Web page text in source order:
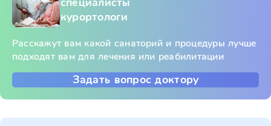
курортологи
Расскажут вам какой санаторий и процедуры лучше
подходят вам для лечения или реабилитации
Задать вопрос доктору